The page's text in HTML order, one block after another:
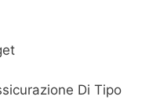
Di Tipo